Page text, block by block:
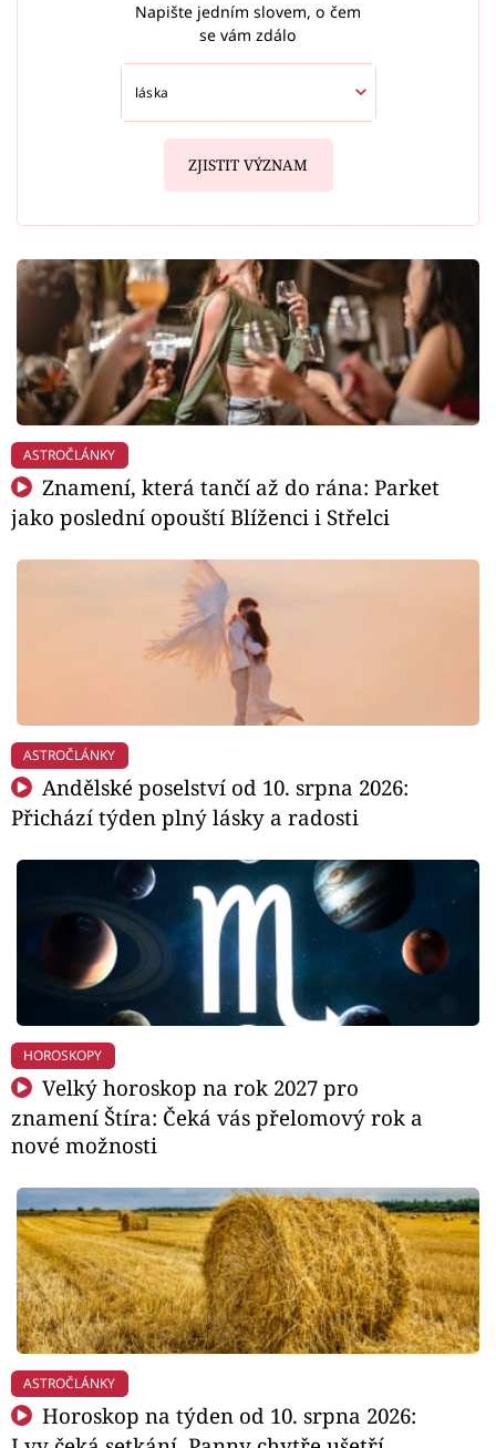
Napište jedním slovem, o čem
se vám zdálo
ZJISTIT VÝZNAM
ASTROČLÁNKY
Znamení, která tančí až do rána: Parket
jako poslední opouští Blíženci i Střelci
ASTROČLÁNKY
Andělské poselství od 10. srpna 2026:
Přichází týden plný lásky a radosti
HOROSKOPY
Velký horoskop na rok 2027 pro
znamení Štíra: Čeká vás přelomový rok a
nové možnosti
ASTROČLÁNKY
Horoskop na týden od 10. srpna 2026: